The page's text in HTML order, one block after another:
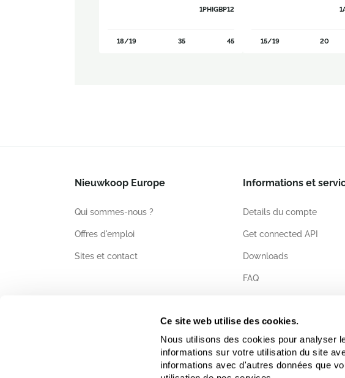
Ce site web utilise des cookies.
Nous utilisons des cookies pour analyser
informations sur votre utilisation du site
informations avec d'autres données que
1PHIGBP12
18/19 35 45 15/19 20
Nieuwkoop Europe
Qui sommes-nous ?
Offres d'emploi
Sites et contact
Informations et
Details du compte
Get connected API
Downloads
FAQ